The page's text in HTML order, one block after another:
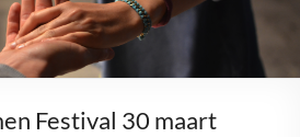
Festival 30 maart